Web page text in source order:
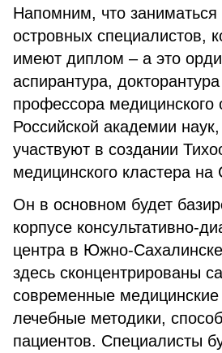
Напомним, что заниматься
островных специалистов,
имеют диплом – а это
аспирантура,
профессора медицинского
Российской академии
участвуют в создании
медицинского кластера на
Он в основном будет
корпусе консультативно-
центра в Южно-
здесь сконцентрированы
современные медицинские
лечебные методики,
пациентов. Специалисты